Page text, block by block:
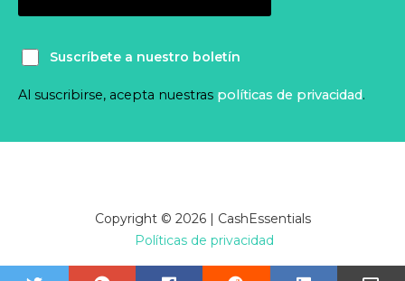
Suscríbete a nuestro boletín
Al suscribirse, acepta nuestras políticas de privacidad.
Copyright © 2026 | CashEssentials
Políticas de privacidad